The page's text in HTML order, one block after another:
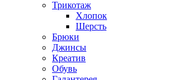
Трикотаж
Хлопок
Шерсть
Брюки
Джинсы
Креатив
Обувь